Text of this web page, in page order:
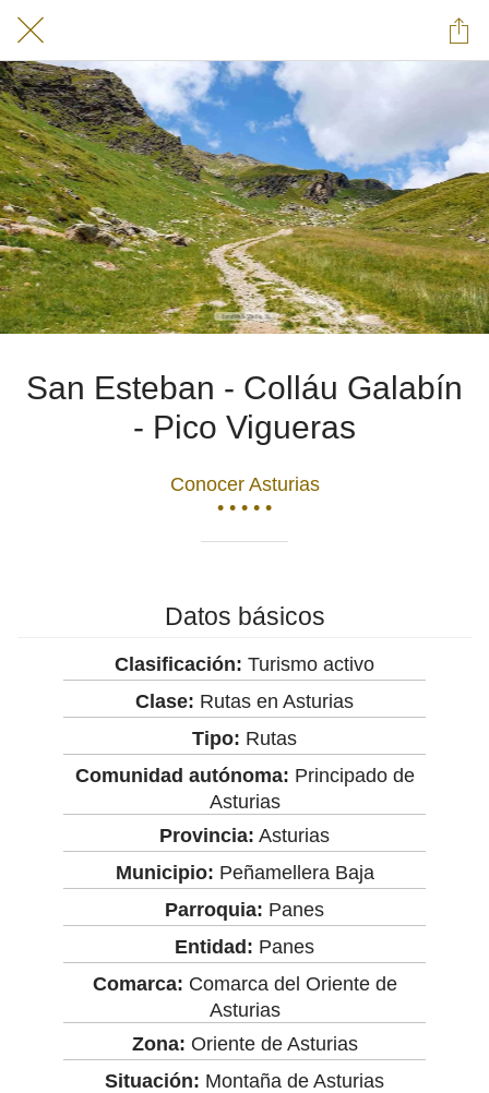
San Esteban - Colláu Galabín
- Pico Vigueras
Conocer Asturias
• • • • •
Datos básicos
Clasificación: Turismo activo
Clase: Rutas en Asturias
Tipo: Rutas
Comunidad autónoma: Principado de
Asturias
Provincia: Asturias
Municipio: Peñamellera Baja
Parroquia: Panes
Entidad: Panes
Comarca: Comarca del Oriente de
Asturias
Zona: Oriente de Asturias
Situación: Montaña de Asturias